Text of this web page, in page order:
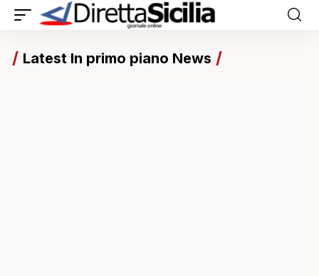
Latest In primo piano News